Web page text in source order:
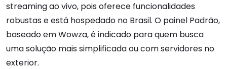
streaming ao vivo, pois oferece funcionalidades
robustas e está hospedado no Brasil. O painel Padrão,
baseado em Wowza, é indicado para quem busca
uma solução mais simplificada ou com servidores no
exterior.